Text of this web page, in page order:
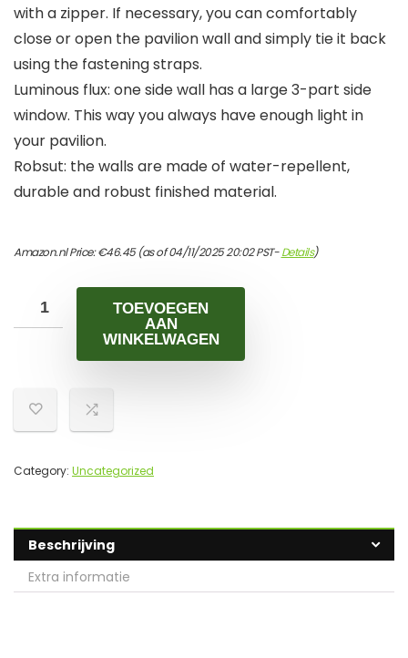
with a zipper. If necessary, you can comfortably
close or open the pavilion wall and simply tie it back
using the fastening straps.
Luminous flux: one side wall has a large 3-part side
window. This way you always have enough light in
your pavilion.
Robsut: the walls are made of water-repellent,
durable and robust finished material.
Amazon.nl Price:€46.45(as of 04/11/2025 20:02 PST-Details)
TOEVOEGEN
AAN
WINKELWAGEN
Category: Uncategorized
Beschrijving
Extra informatie